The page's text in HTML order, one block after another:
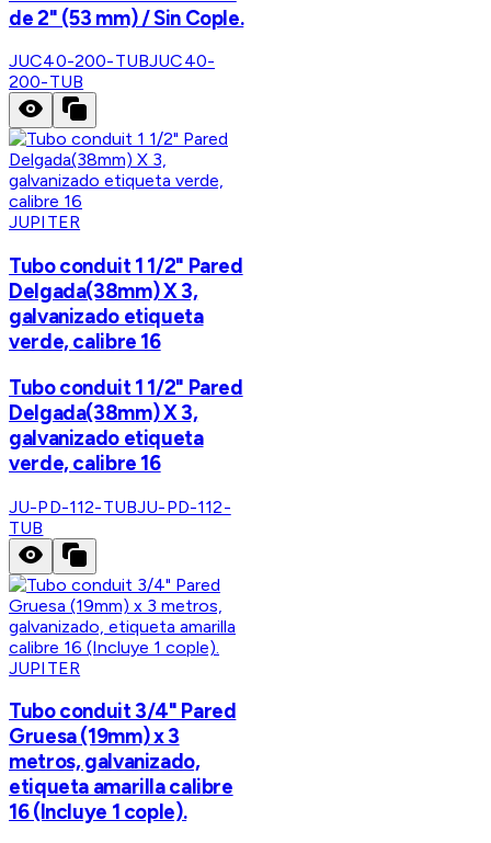
de 2" (53 mm) / Sin Cople.
JUC40-200-TUBJUC40-
200-TUB
JUPITER
Tubo conduit 1 1/2" Pared
Delgada(38mm) X 3,
galvanizado etiqueta
verde, calibre 16
Tubo conduit 1 1/2" Pared
Delgada(38mm) X 3,
galvanizado etiqueta
verde, calibre 16
JU-PD-112-TUBJU-PD-112-
TUB
JUPITER
Tubo conduit 3/4" Pared
Gruesa (19mm) x 3
metros, galvanizado,
etiqueta amarilla calibre
16 (Incluye 1 cople).